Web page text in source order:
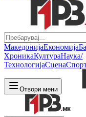
МакедонијаЕкономија
ХроникаКултураНаука/
ТехнологијаСцена
Отвори мени